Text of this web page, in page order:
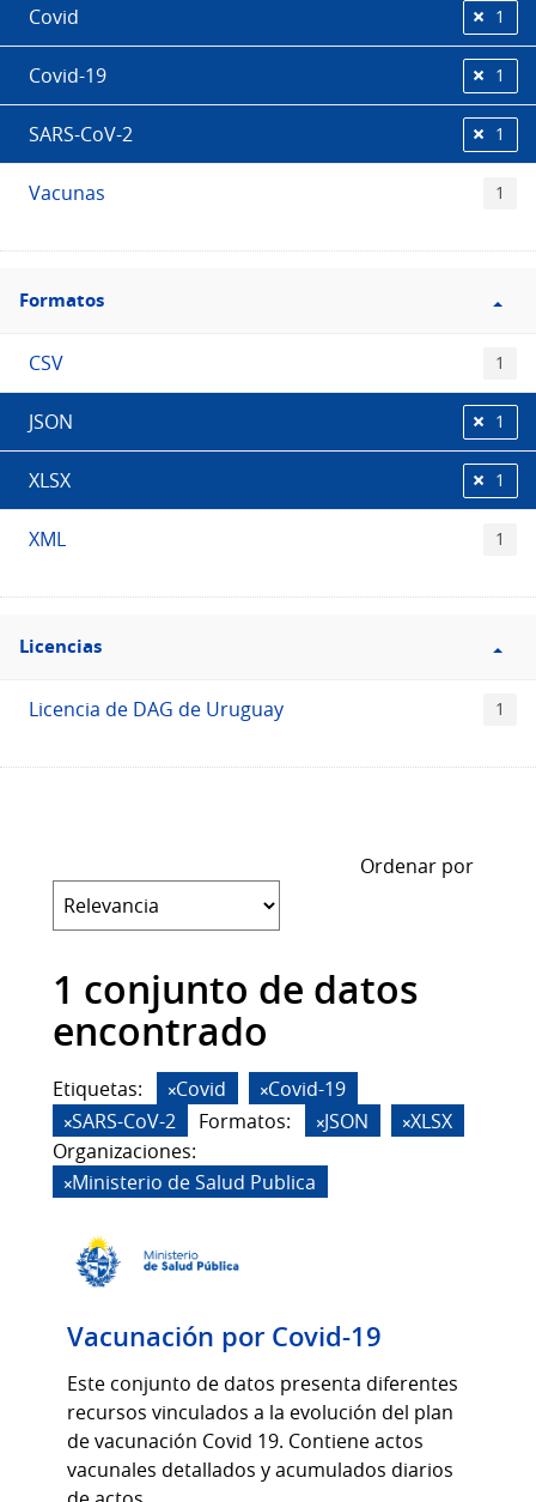
Covid 1
Covid-19 1
SARS-CoV-2 1
Vacunas 1
Filtro
Formatos
Formatos
CSV 1
JSON 1
XLSX 1
XML 1
Filtro
Licencias
Licencias
Licencia de DAG de Uruguay 1
Ordenar por
1 conjunto de datos
encontrado
Etiquetas: Covid
Covid-19
SARS-CoV-2
Formatos: JSON
XLSX
Organizaciones:
Ministerio de Salud Publica
Vacunación por Covid-19
Este conjunto de datos presenta diferentes
recursos vinculados a la evolución del plan
de vacunación Covid 19. Contiene actos
vacunales detallados y acumulados diarios